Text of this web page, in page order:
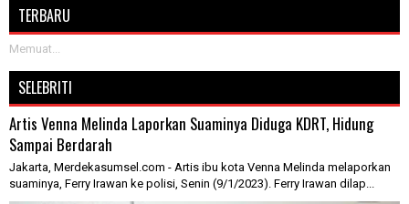
TERBARU
Memuat...
SELEBRITI
Artis Venna Melinda Laporkan Suaminya Diduga KDRT, Hidung
Sampai Berdarah
Jakarta, Merdekasumsel.com - Artis ibu kota Venna Melinda melaporkan
suaminya, Ferry Irawan ke polisi, Senin (9/1/2023). Ferry Irawan dilap...